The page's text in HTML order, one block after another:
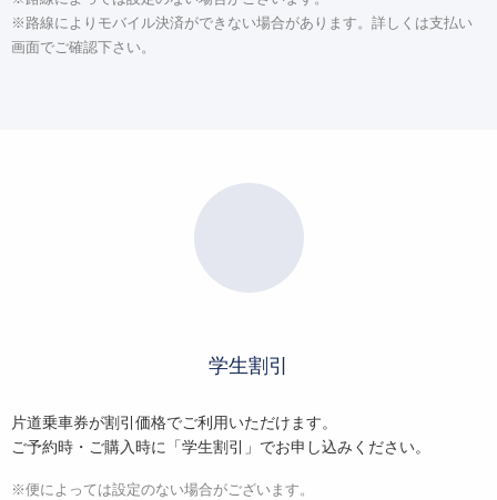
※路線によりモバイル決済ができない場合があります。詳しくは支払い
画面でご確認下さい。
学生割引
片道乗車券が割引価格でご利用いただけます。
ご予約時・ご購入時に「学生割引」でお申し込みください。
※便によっては設定のない場合がございます。